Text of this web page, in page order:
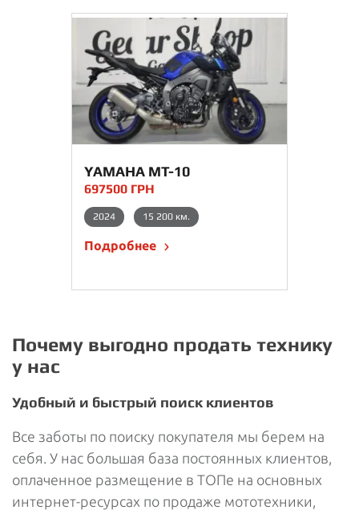
YAMAHA MT-10
697500 ГРН
2024 15 200 км.
Подробнее
Почему выгодно продать технику
у нас
Удобный и быстрый поиск клиентов
Все заботы по поиску покупателя мы берем на
себя. У нас большая база постоянных клиентов,
оплаченное размещение в ТОПе на основных
интернет-ресурсах по продаже мототехники,